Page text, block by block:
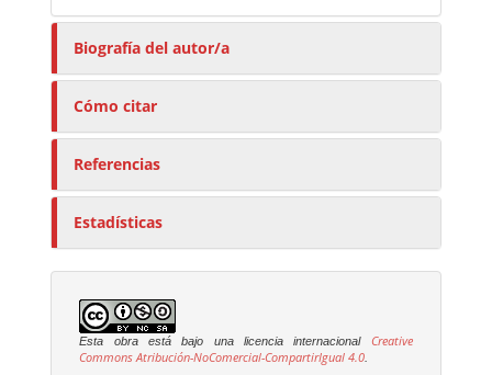
Biografía del autor/a
Cómo citar
Referencias
Estadísticas
Esta obra está bajo una licencia internacional
Creative
Commons Atribución-NoComercial-CompartirIgual 4.0